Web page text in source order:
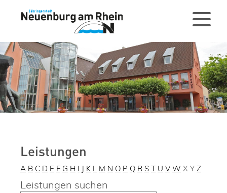
Leistungen
A B C D E F G H I J K L M N O P Q R S T U V W X Y Z
Leistungen suchen